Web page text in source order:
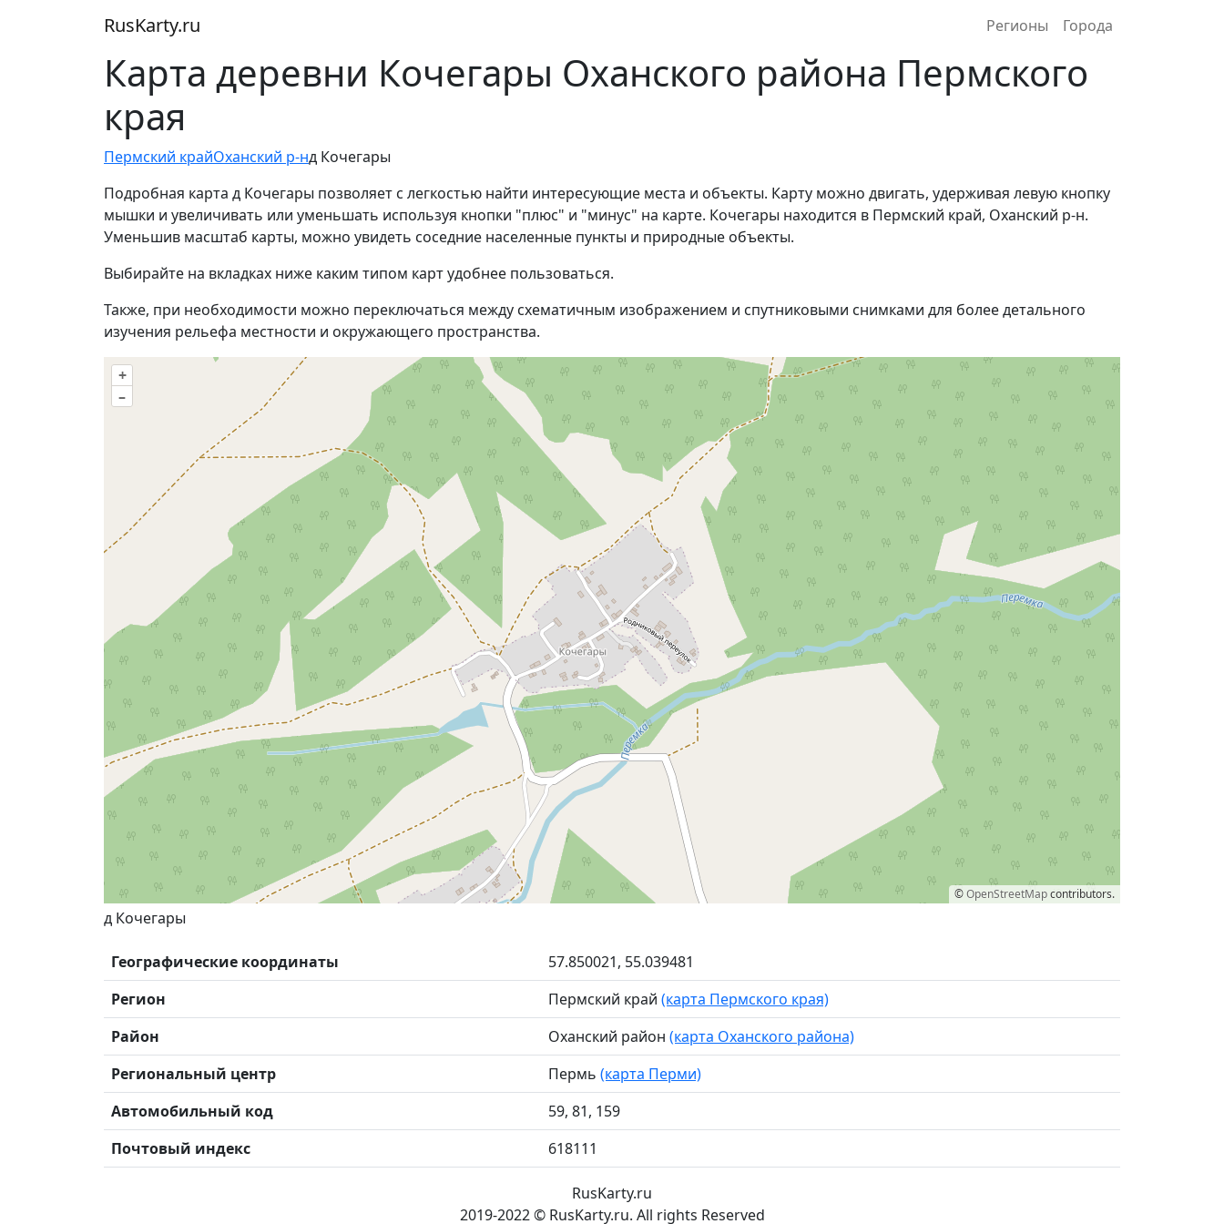
RusKarty.ru Регионы Города
Карта деревни Кочегары Оханского района Пермского
края
Пермский крайОханский р-нд Кочегары
Подробная карта д Кочегары позволяет с легкостью найти интересующие места и объекты. Карту можно двигать, удерживая левую кнопку
мышки и увеличивать или уменьшать используя кнопки "плюс" и "минус" на карте. Кочегары находится в Пермский край, Оханский р-н.
Уменьшив масштаб карты, можно увидеть соседние населенные пункты и природные объекты.
Выбирайте на вкладках ниже каким типом карт удобнее пользоваться.
Также, при необходимости можно переключаться между схематичным изображением и спутниковыми снимками для более детального
изучения рельефа местности и окружающего пространства.
+
–
©OpenStreetMapcontributors.
д Кочегары
Географические координаты
57.850021, 55.039481
Регион
Пермский край (карта Пермского края)
Район
Оханский район (карта Оханского района)
Региональный центр
Пермь (карта Перми)
Автомобильный код
59, 81, 159
Почтовый индекс
618111
RusKarty.ru
2019-2022 © RusKarty.ru. All rights Reserved